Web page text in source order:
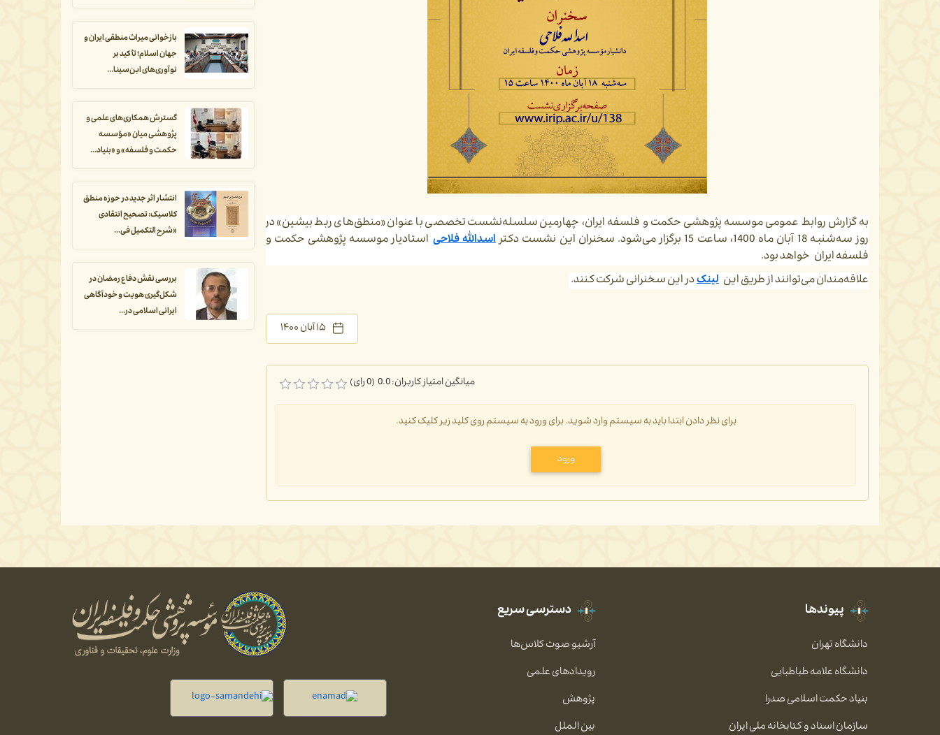
به گزارش روابط عمومی موسسه پژوهشی حکمت و فلسفه ایران، چهارمین سلسله‌نشست تخصصی با عنوان «منطق‌های ربط بیشین» در
روز سه‌شنبه 18 آبان ماه 1400، ساعت 15 برگزار می‌شود. سخنران این نشست دکتر
اسدالله فلاحی استادیار موسسه پژوهشی حکمت و
فلسفه ایران خواهد بود.
علاقه‌مندان می‌توانند از طریق این لینکدر این سخنرانی شرکت کنند.
۱۵ آبان ۱۴۰۰
میانگین امتیاز کاربران: 0.0 (0 رای)
برای نظر دادن ابتدا باید به سیستم وارد شوید. برای ورود به سیستم روی کلید زیر کلیک کنید.
ورود
بازخوانی میراث منطقی ایران و
جهان اسلام؛ تأکید بر
نوآوری‌های ابن‌سینا...
گسترش همکاری‌های علمی و
پژوهشی میان «مؤسسه
حکمت و فلسفه» و «بنیاد...
انتشار اثر جدید در حوزه منطق
کلاسیک: تصحیح انتقادی
«شرح التکمیل فی...
بررسی نقش دفاع رمضان در
شکل‌گیری هویت و خودآگاهی
ایرانی اسلامی در...
پیوندها
دانشگاه تهران
دانشگاه علامه طباطبایی
بنیاد حکمت اسلامی صدرا
سازمان اسناد و کتابخانه ملی ایران
دسترسی سریع
آرشیو صوت کلاس‌ها
رویدادهای علمی
پژوهش
بین الملل